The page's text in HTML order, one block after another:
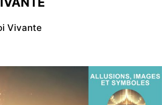
Vivante